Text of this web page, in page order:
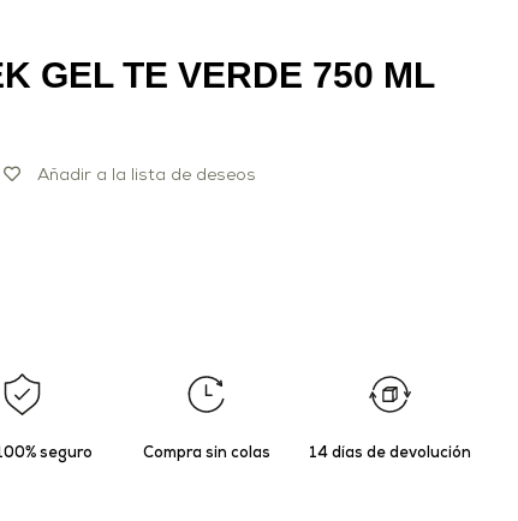
GEL TE VERDE 750 ML
Añadir a la lista de deseos
seguro Compra sin colas 14 días de devolución